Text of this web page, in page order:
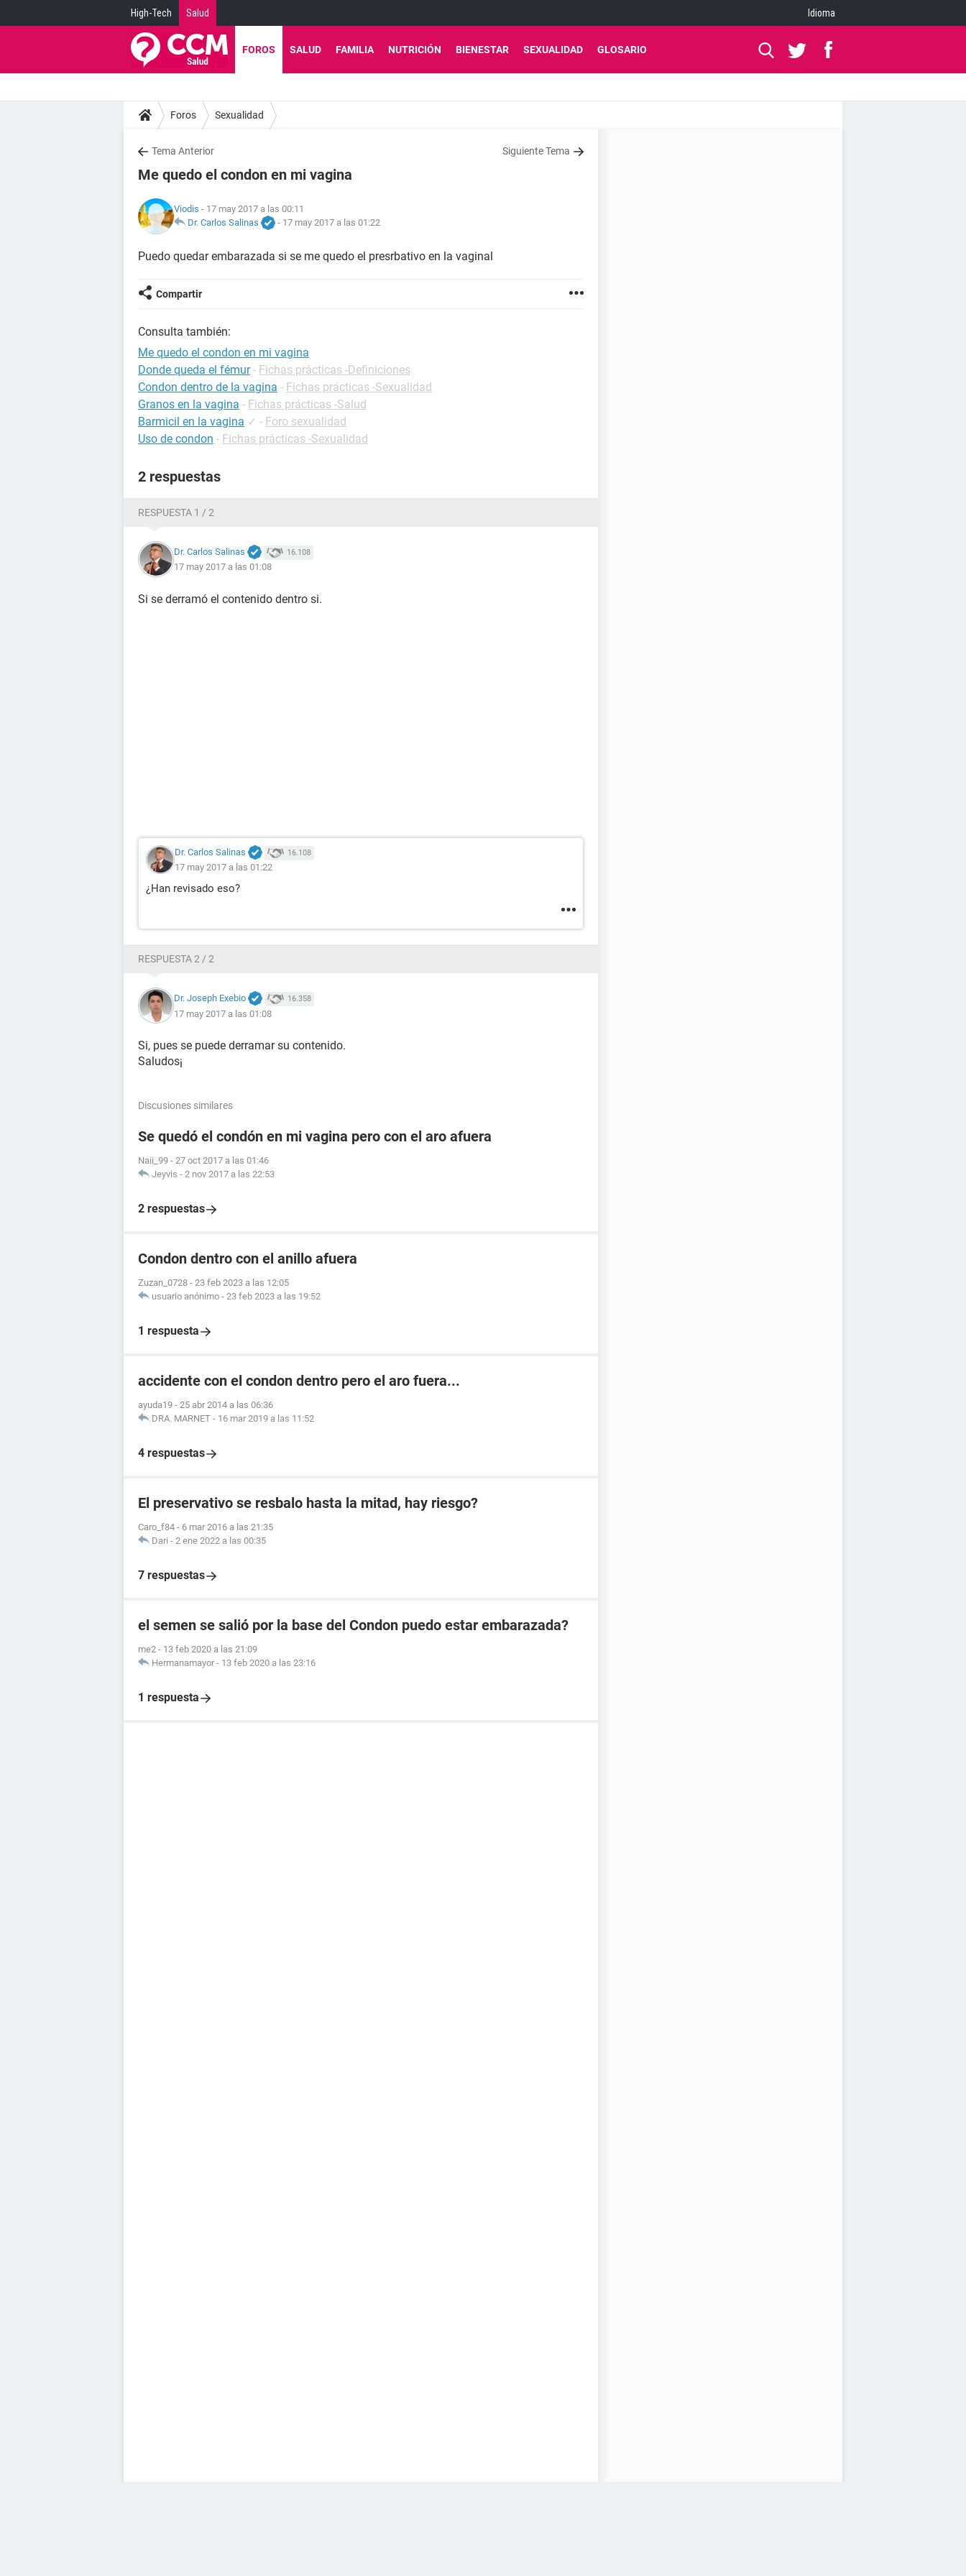
High-Tech Salud Idioma
FOROS SALUD FAMILIA NUTRICIÓN BIENESTAR SEXUALIDAD GLOSARIO
Foros Sexualidad
Tema Anterior Siguiente Tema
Me quedo el condon en mi vagina
Viodis - 17 may 2017 a las 00:11
Dr. Carlos Salinas
- 17 may 2017 a las 01:22
Puedo quedar embarazada si se me quedo el presrbativo en la vaginal
Compartir
Consulta también:
Me quedo el condon en mi vagina
Donde queda el fémur - Fichas prácticas -Definiciones
Condon dentro de la vagina - Fichas prácticas -Sexualidad
Granos en la vagina - Fichas prácticas -Salud
Barmicil en la vagina ✓ - Foro sexualidad
Uso de condon - Fichas prácticas -Sexualidad
2 respuestas
RESPUESTA 1 / 2
Dr. Carlos Salinas 16.108
17 may 2017 a las 01:08
Si se derramó el contenido dentro si.
Dr. Carlos Salinas 16.108
17 may 2017 a las 01:22
¿Han revisado eso?
RESPUESTA 2 / 2
Dr. Joseph Exebio 16.358
17 may 2017 a las 01:08
Si, pues se puede derramar su contenido.
Saludos¡
Discusiones similares
Se quedó el condón en mi vagina pero con el aro afuera
Naii_99 - 27 oct 2017 a las 01:46
Jeyvis - 2 nov 2017 a las 22:53
2 respuestas
Condon dentro con el anillo afuera
Zuzan_0728 - 23 feb 2023 a las 12:05
usuario anónimo - 23 feb 2023 a las 19:52
1 respuesta
accidente con el condon dentro pero el aro fuera...
ayuda19 - 25 abr 2014 a las 06:36
DRA. MARNET - 16 mar 2019 a las 11:52
4 respuestas
El preservativo se resbalo hasta la mitad, hay riesgo?
Caro_f84 - 6 mar 2016 a las 21:35
Dari - 2 ene 2022 a las 00:35
7 respuestas
el semen se salió por la base del Condon puedo estar embarazada?
me2 - 13 feb 2020 a las 21:09
Hermanamayor - 13 feb 2020 a las 23:16
1 respuesta